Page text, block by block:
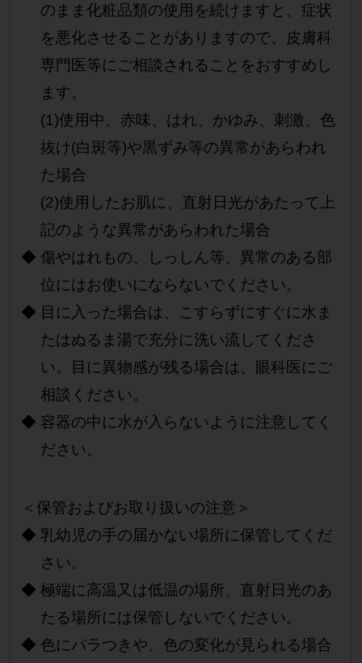
のまま化粧品類の使用を続けますと、症状
を悪化させることがありますので、皮膚科
専門医等にご相談されることをおすすめし
ます。
(1)使用中、赤味、はれ、かゆみ、刺激、色
抜け(白斑等)や黒ずみ等の異常があらわれ
た場合
(2)使用したお肌に、直射日光があたって上
記のような異常があらわれた場合
傷やはれもの、しっしん等、異常のある部
位にはお使いにならないでください。
目に入った場合は、こすらずにすぐに水ま
たはぬるま湯で充分に洗い流してくださ
い。目に異物感が残る場合は、眼科医にご
相談ください。
容器の中に水が入らないように注意してく
ださい。
＜保管およびお取り扱いの注意＞
乳幼児の手の届かない場所に保管してくだ
さい。
極端に高温又は低温の場所、直射日光のあ
たる場所には保管しないでください。
色にバラつきや、色の変化が見られる場合